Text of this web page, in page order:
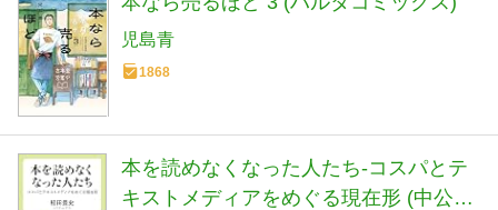
児島青
1868
本を読めなくなった人たち-コスパとテ
キストメディアをめぐる現在形 (中公新